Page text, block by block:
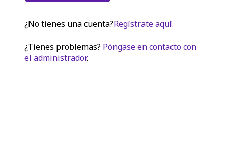
¿No tienes una cuenta?Regístrate aquí.
¿Tienes problemas? Póngase en contacto con
el administrador.